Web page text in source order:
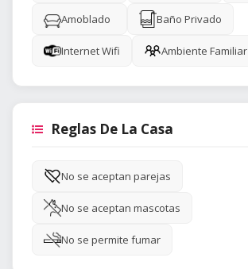
Amoblado Baño Privado
Internet Wifi Ambiente Familiar
Reglas De La Casa
No se aceptan parejas
No se aceptan mascotas
No se permite fumar